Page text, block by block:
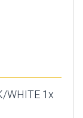
WHITE 1x